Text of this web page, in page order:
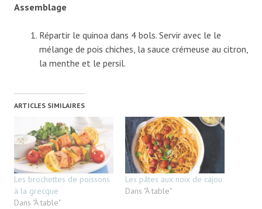
Assemblage
Répartir le quinoa dans 4 bols. Servir avec le le
mélange de pois chiches, la sauce crémeuse au citron,
la menthe et le persil.
ARTICLES SIMILAIRES
Les brochettes de poissons
à la grecque
Dans "À table"
Les pâtes aux noix de cajou
Dans "À table"